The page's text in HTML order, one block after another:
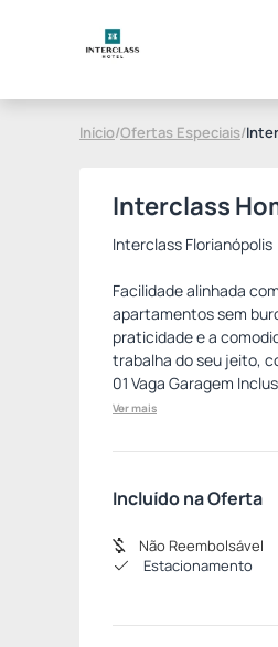
Início/Ofertas Especiais/
Interclass
Interclass Florianópolis
Facilidade alinhada
apartamentos sem
praticidade e a
trabalha do seu jeito,
01 Vaga Garagem
Ver mais
Incluído na Oferta
Não Reembolsável
Estacionamento